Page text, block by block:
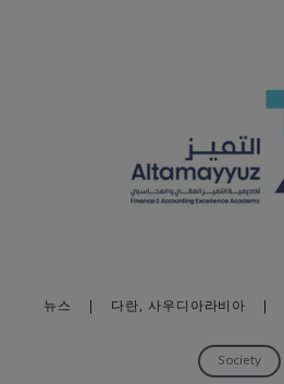
뉴스 다란, 사우디아라비아
Society